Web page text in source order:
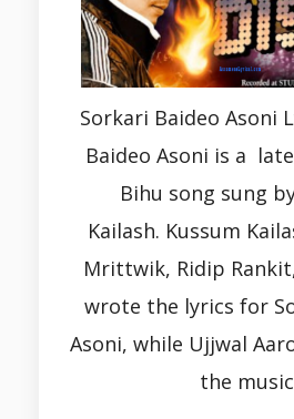
Sorkari Baideo Asoni
Baideo Asoni is a
Bihu song sung
Kailash. Kussum
Mrittwik, Ridip
wrote the lyrics for
Asoni, while Ujjwal
the